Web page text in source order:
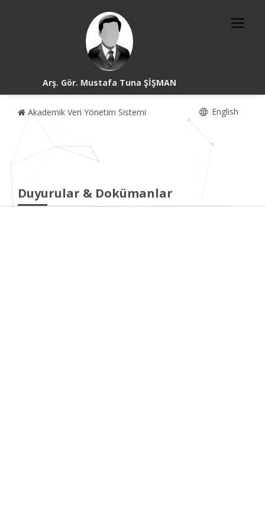
Arş. Gör. Mustafa Tuna ŞİŞMAN
Akademik Veri Yönetim Sistemi English
Duyurular & Dokümanlar